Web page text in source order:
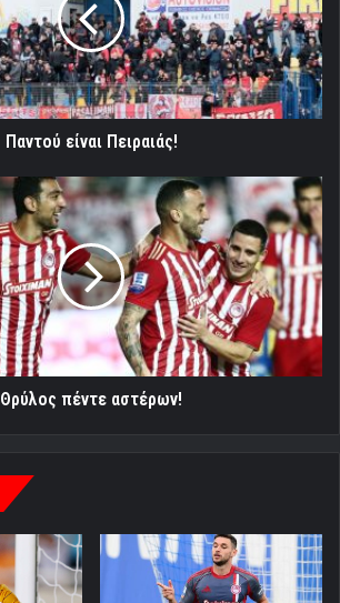
Παντού είναι Πειραιάς!
Θρύλος πέντε αστέρων!